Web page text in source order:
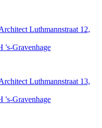
Luthmannstraat 12,
's-Gravenhage
Luthmannstraat 13,
's-Gravenhage